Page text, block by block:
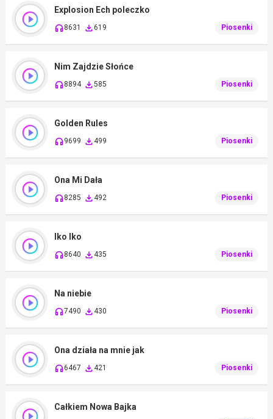
Explosion Ech poleczko
8631 619 Piosenki
Nim Zajdzie Słońce
8894 585 Piosenki
Golden Rules
9699 499 Piosenki
Ona Mi Dała
8285 492 Piosenki
Iko Iko
8640 435 Piosenki
Na niebie
7490 430 Piosenki
Ona działa na mnie jak
6467 421 Piosenki
Całkiem Nowa Bajka